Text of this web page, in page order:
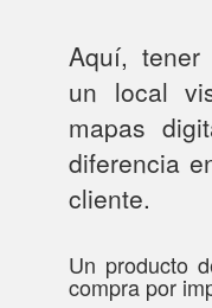
Aquí, tener
un local
mapas
diferencia
cliente.
Un producto
compra por